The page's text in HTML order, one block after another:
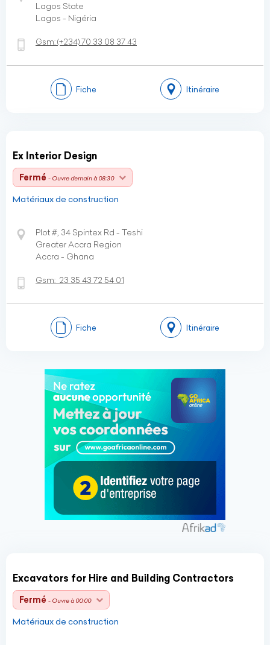
Lagos State
Lagos - Nigéria
Gsm:(+234)70 33 08 37 43
Fiche Itinéraire
Ex Interior Design
Fermé - Ouvre demain à 08:30
Matériaux de construction
Plot #, 34 Spintex Rd - Teshi
Greater Accra Region
Accra - Ghana
Gsm: 23 35 43 72 54 01
Fiche Itinéraire
Excavators for Hire and Building Contractors
Fermé - Ouvre à 00:00
Matériaux de construction